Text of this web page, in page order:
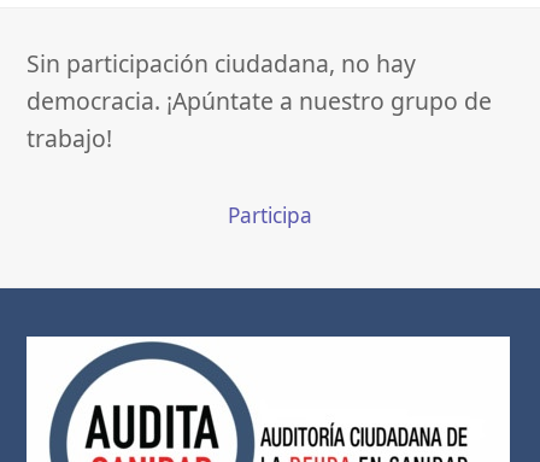
Sin participación ciudadana, no hay
democracia. ¡Apúntate a nuestro grupo de
trabajo!
Participa